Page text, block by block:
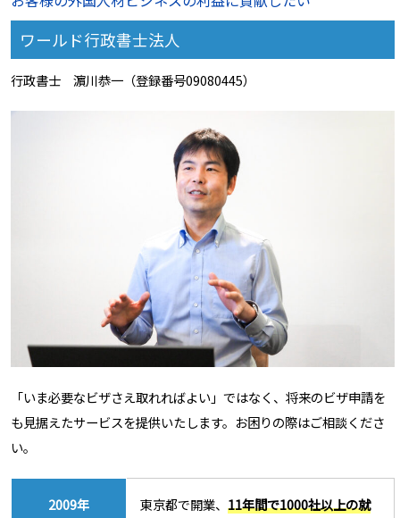
ワールド行政書士法人
行政書士 濵川恭一（登録番号09080445）
「いま必要なビザさえ取れればよい」ではなく、将来のビザ申請を
も見据えたサービスを提供いたします。お困りの際はご相談くださ
い。
2009年 東京都で開業、 11年間で1000社以上の就